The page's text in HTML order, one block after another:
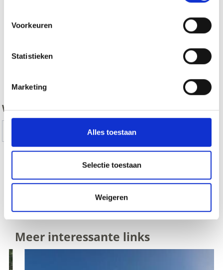
Voorkeuren
Statistieken
Marketing
Alles toestaan
Selectie toestaan
Weigeren
WAS DE INHOUD NUTTIG VOOR U?
Meer interessante links